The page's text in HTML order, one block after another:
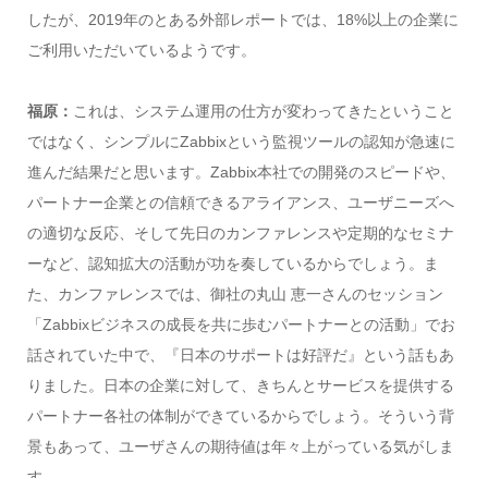
したが、2019年のとある外部レポートでは、18%以上の企業に
ご利用いただいているようです。
福原： これは、システム運用の仕方が変わってきたということ
ではなく、シンプルにZabbixという監視ツールの認知が急速に
進んだ結果だと思います。Zabbix本社での開発のスピードや、
パートナー企業との信頼できるアライアンス、ユーザニーズへ
の適切な反応、そして先日のカンファレンスや定期的なセミナ
ーなど、認知拡大の活動が功を奏しているからでしょう。ま
た、カンファレンスでは、御社の丸山 恵一さんのセッション
「Zabbixビジネスの成長を共に歩むパートナーとの活動」でお
話されていた中で、『日本のサポートは好評だ』という話もあ
りました。日本の企業に対して、きちんとサービスを提供する
パートナー各社の体制ができているからでしょう。そういう背
景もあって、ユーザさんの期待値は年々上がっている気がしま